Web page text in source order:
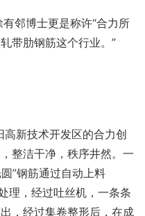
邻博士更是称许“合力所
带肋钢筋这个行业。”
高新技术开发区的合力创
整洁干净，秩序井然。一
”钢筋通过自动上料
理，经过吐丝机，一条条
，经过集卷整形后，在成